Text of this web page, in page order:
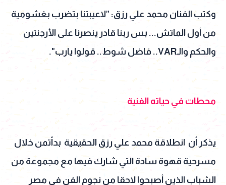
وكتب الفنان محمد علي رزق: "لاعيبتنا بتضرب بغشومية
من أول الماتش... بس ربنا قادر ينصرنا على الأرجنتين
والحكم والـVAR.. فاضل شوط.. قولوا يارب".
محطات في حياته الفنية
يذكر أن انطلاقة محمد علي رزق الحقيقية بدأتمن خلال
مسرحية قهوة سادة التي شارك فيها مع مجموعة من
الشباب الذين أصبحوا لاحقا من نجوم الفن في مصر